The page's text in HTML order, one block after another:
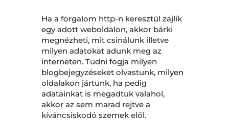
Ha a forgalom http-n keresztül zajlik
egy adott weboldalon, akkor bárki
megnézheti, mit csinálunk illetve
milyen adatokat adunk meg az
interneten. Tudni fogja milyen
blogbejegyzéseket olvastunk, milyen
oldalakon jártunk, ha pedig
adatainkat is megadtuk valahol,
akkor az sem marad rejtve a
kíváncsiskodó szemek elől.